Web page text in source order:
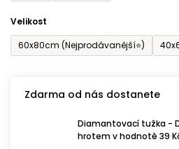
Velikost
60x80cm (Nejprodávanější⭐)
Zdarma od nás dostanete
Diamantovací tužka -
hrotem v hodnotě 39